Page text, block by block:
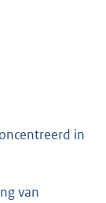
in
van